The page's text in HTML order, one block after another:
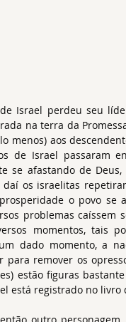
Israel perdeu seu
na terra da
menos) aos
de Israel passaram
se afastando de Deus,
os israelitas
o povo se
problemas caíssem
momentos, tais
dado momento, a
para remover os
estão figuras
está registrado no livro